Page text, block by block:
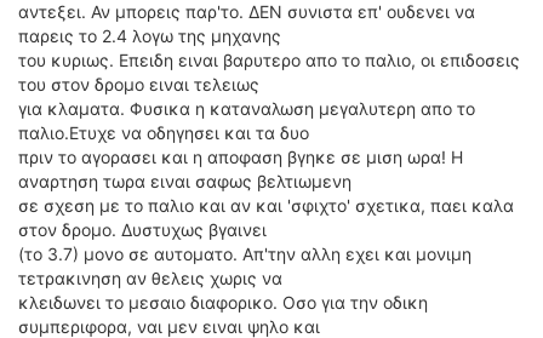
αντεξει. Αν μπορεις παρ'το. ΔΕΝ συνιστα επ' ουδενει να
παρεις το 2.4 λογω της μηχανης
του κυριως. Επειδη ειναι βαρυτερο απο το παλιο, οι επιδοσεις
του στον δρομο ειναι τελειως
για κλαματα. Φυσικα η καταναλωση μεγαλυτερη απο το
παλιο.Ετυχε να οδηγησει και τα δυο
πριν το αγορασει και η αποφαση βγηκε σε μιση ωρα! Η
αναρτηση τωρα ειναι σαφως βελτιωμενη
σε σχεση με το παλιο και αν και 'σφιχτο' σχετικα, παει καλα
στον δρομο. Δυστυχως βγαινει
(το 3.7) μονο σε αυτοματο. Απ'την αλλη εχει και μονιμη
τετρακινηση αν θελεις χωρις να
κλειδωνει το μεσαιο διαφορικο. Οσο για την οδικη
συμπεριφορα, ναι μεν ειναι ψηλο και